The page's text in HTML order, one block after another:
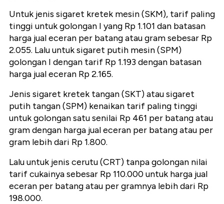
Untuk jenis sigaret kretek mesin (SKM), tarif paling
tinggi untuk golongan I yang Rp 1.101 dan batasan
harga jual eceran per batang atau gram sebesar Rp
2.055. Lalu untuk sigaret putih mesin (SPM)
golongan I dengan tarif Rp 1.193 dengan batasan
harga jual eceran Rp 2.165.
Jenis sigaret kretek tangan (SKT) atau sigaret
putih tangan (SPM) kenaikan tarif paling tinggi
untuk golongan satu senilai Rp 461 per batang atau
gram dengan harga jual eceran per batang atau per
gram lebih dari Rp 1.800.
Lalu untuk jenis cerutu (CRT) tanpa golongan nilai
tarif cukainya sebesar Rp 110.000 untuk harga jual
eceran per batang atau per gramnya lebih dari Rp
198.000.